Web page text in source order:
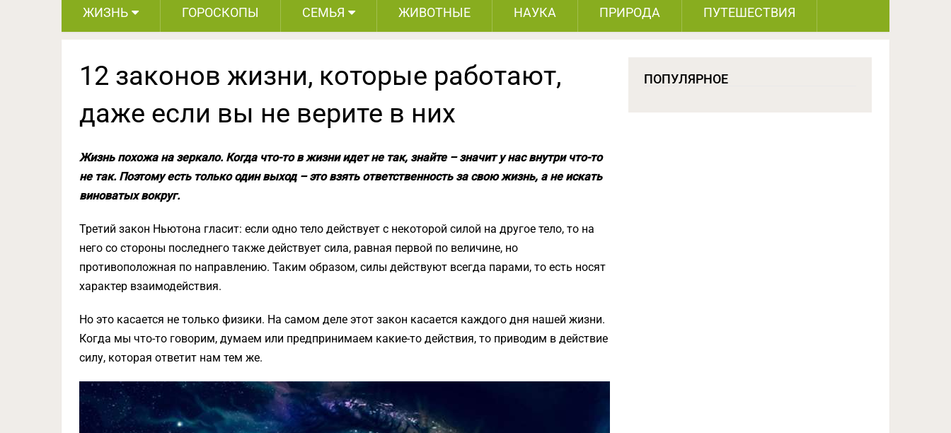
ЖИЗНЬ ГОРОСКОПЫ СЕМЬЯ ЖИВОТНЫЕ НАУКА ПРИРОДА ПУТЕШЕСТВИЯ
12 законов жизни, которые работают,
даже если вы не верите в них
Жизнь похожа на зеркало. Когда что-то в жизни идет не так, знайте – значит у нас внутри что-то
не так. Поэтому есть только один выход – это взять ответственность за свою жизнь, а не искать
виноватых вокруг.
Третий закон Ньютона гласит: если одно тело действует с некоторой силой на другое тело, то на
него со стороны последнего также действует сила, равная первой по величине, но
противоположная по направлению. Таким образом, силы действуют всегда парами, то есть носят
характер взаимодействия.
Но это касается не только физики. На самом деле этот закон касается каждого дня нашей жизни.
Когда мы что-то говорим, думаем или предпринимаем какие-то действия, то приводим в действие
силу, которая ответит нам тем же.
ПОПУЛЯРНОЕ